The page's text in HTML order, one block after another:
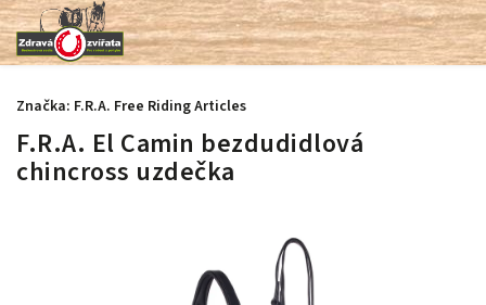
F.R.A. El Camin bezdudidlová
chincross uzdečka
Značka: F.R.A. Free Riding Articles